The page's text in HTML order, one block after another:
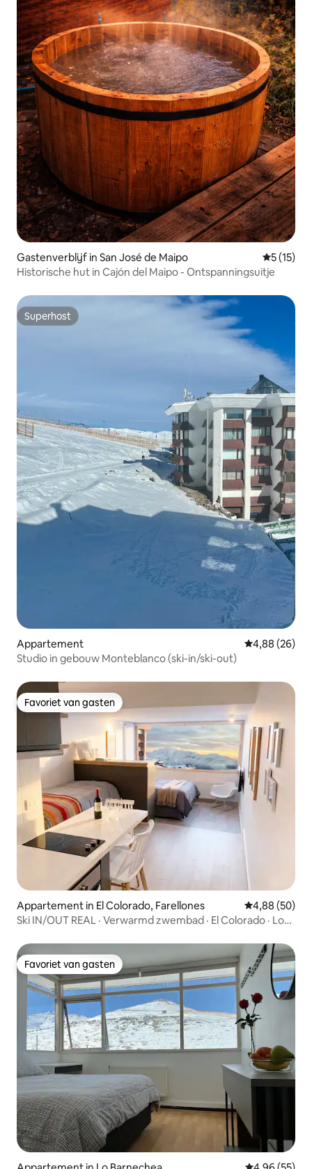
Gastenverblijf in San José de Maipo
5 (15)
Historische hut in Cajón del Maipo - Ontspanningsuitje
Superhost
Superhost
Appartement Gemiddelde
4,88 (26)
Studio in gebouw Monteblanco (ski-in/ski-out)
Favoriet van gasten
Favoriet van gasten
Appartement in El Colorado, Farellones Gemiddelde
4,88 (50)
Ski IN/OUT REAL · Verwarmd zwembad · El Colorado · Loft
Favoriet van gasten
Favoriet van gasten